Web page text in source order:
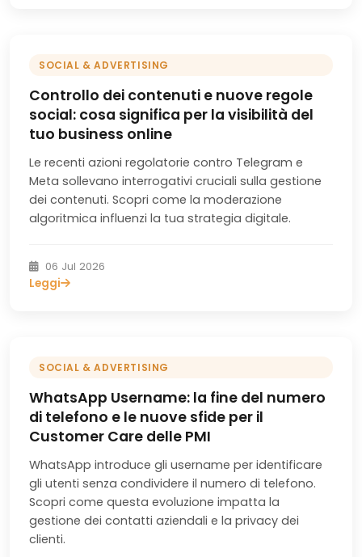
SOCIAL & ADVERTISING
Controllo dei contenuti e nuove regole
social: cosa significa per la visibilità del
tuo business online
Le recenti azioni regolatorie contro Telegram e
Meta sollevano interrogativi cruciali sulla gestione
dei contenuti. Scopri come la moderazione
algoritmica influenzi la tua strategia digitale.
06 Jul 2026
Leggi
SOCIAL & ADVERTISING
WhatsApp Username: la fine del numero
di telefono e le nuove sfide per il
Customer Care delle PMI
WhatsApp introduce gli username per identificare
gli utenti senza condividere il numero di telefono.
Scopri come questa evoluzione impatta la
gestione dei contatti aziendali e la privacy dei
clienti.